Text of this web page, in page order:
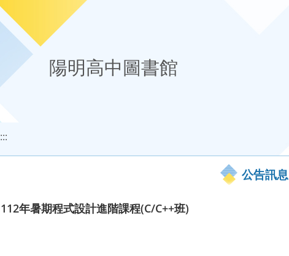
陽明高中圖書館
:::
公告訊息
112年暑期程式設計進階課程(C/C++班)